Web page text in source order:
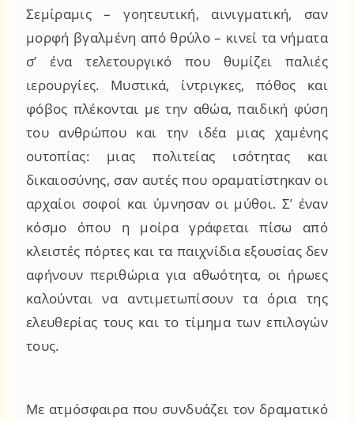
Σεμίραμις – γοητευτική, αινιγματική, σαν
μορφή βγαλμένη από θρύλο – κινεί τα νήματα
σ’ ένα τελετουργικό που θυμίζει παλιές
ιερουργίες. Μυστικά, ίντριγκες, πόθος και
φόβος πλέκονται με την αθώα, παιδική φύση
του ανθρώπου και την ιδέα μιας χαμένης
ουτοπίας: μιας πολιτείας ισότητας και
δικαιοσύνης, σαν αυτές που οραματίστηκαν οι
αρχαίοι σοφοί και ύμνησαν οι μύθοι. Σ’ έναν
κόσμο όπου η μοίρα γράφεται πίσω από
κλειστές πόρτες και τα παιχνίδια εξουσίας δεν
αφήνουν περιθώρια για αθωότητα, οι ήρωες
καλούνται να αντιμετωπίσουν τα όρια της
ελευθερίας τους και το τίμημα των επιλογών
τους.
Με ατμόσφαιρα που συνδυάζει τον δραματικό